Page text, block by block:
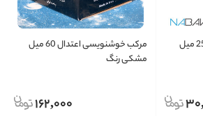
مرکب خوشنویسی اعتدال 25 میل
مرکب خوشنویسی اعتدال 60 میل
مشکی رنگ
162,000